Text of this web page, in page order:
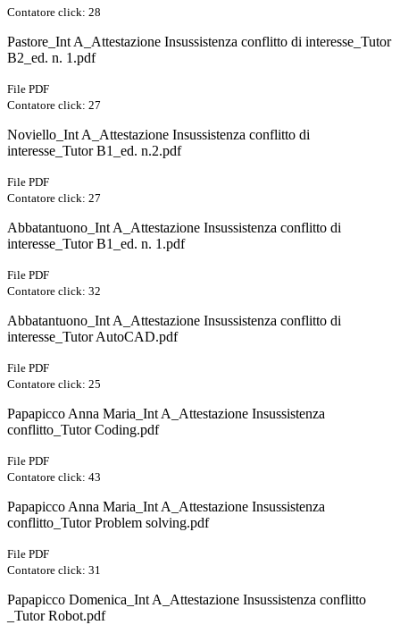
Contatore click: 28
Pastore_Int A_Attestazione Insussistenza conflitto di interesse_Tutor
B2_ed. n. 1.pdf
File PDF
Contatore click: 27
Noviello_Int A_Attestazione Insussistenza conflitto di
interesse_Tutor B1_ed. n.2.pdf
File PDF
Contatore click: 27
Abbatantuono_Int A_Attestazione Insussistenza conflitto di
interesse_Tutor B1_ed. n. 1.pdf
File PDF
Contatore click: 32
Abbatantuono_Int A_Attestazione Insussistenza conflitto di
interesse_Tutor AutoCAD.pdf
File PDF
Contatore click: 25
Papapicco Anna Maria_Int A_Attestazione Insussistenza
conflitto_Tutor Coding.pdf
File PDF
Contatore click: 43
Papapicco Anna Maria_Int A_Attestazione Insussistenza
conflitto_Tutor Problem solving.pdf
File PDF
Contatore click: 31
Papapicco Domenica_Int A_Attestazione Insussistenza conflitto
_Tutor Robot.pdf